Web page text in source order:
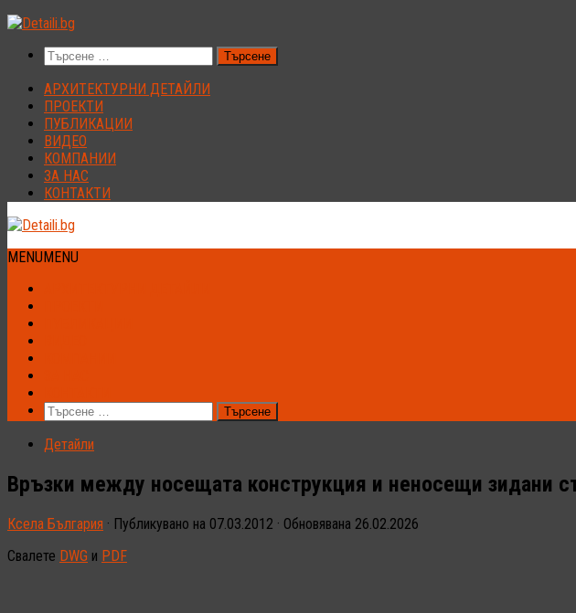
Към
Търсене
за:
АРХИТЕКТУРНИ ДЕТАЙЛИ
ПРОЕКТИ
ПУБЛИКАЦИИ
ВИДЕО
КОМПАНИИ
ЗА НАС
КОНТАКТИ
MENUMENU
Търсене
за:
Детайли
Връзки между носещата конструкция и неносещи зидани
Ксела България · Публикувано на 07.03.2012 · Обновявана 26.02.2026
Свалете DWG и PDF